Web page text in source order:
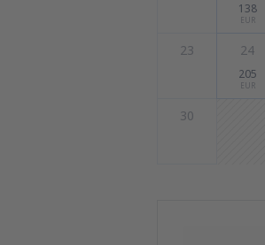
138
EUR
23 24
205
EUR
30